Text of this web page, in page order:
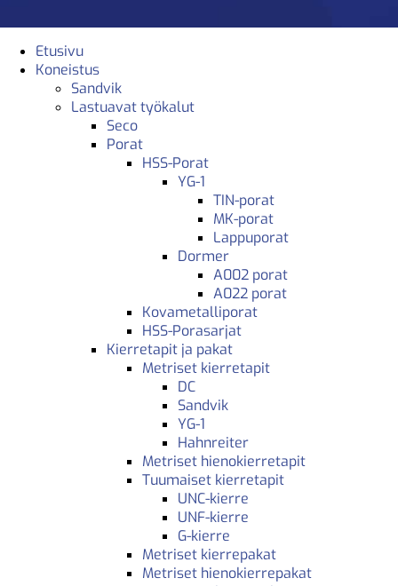
Etusivu
Koneistus
Sandvik
Lastuavat työkalut
Seco
Porat
HSS-Porat
YG-1
TIN-porat
MK-porat
Lappuporat
Dormer
A002 porat
A022 porat
Kovametalliporat
HSS-Porasarjat
Kierretapit ja pakat
Metriset kierretapit
DC
Sandvik
YG-1
Hahnreiter
Metriset hienokierretapit
Tuumaiset kierretapit
UNC-kierre
UNF-kierre
G-kierre
Metriset kierrepakat
Metriset hienokierrepakat